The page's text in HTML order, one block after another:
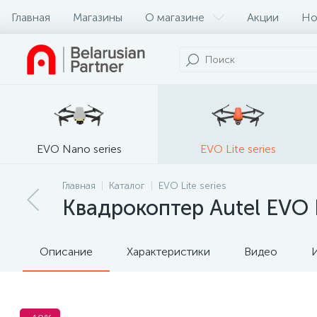
Главная Магазины О магазине Акции
EVO Nano series EVO Lite series
Главная Каталог EVO Lite series
Квадрокоптер Autel
Описание Характеристики Видео